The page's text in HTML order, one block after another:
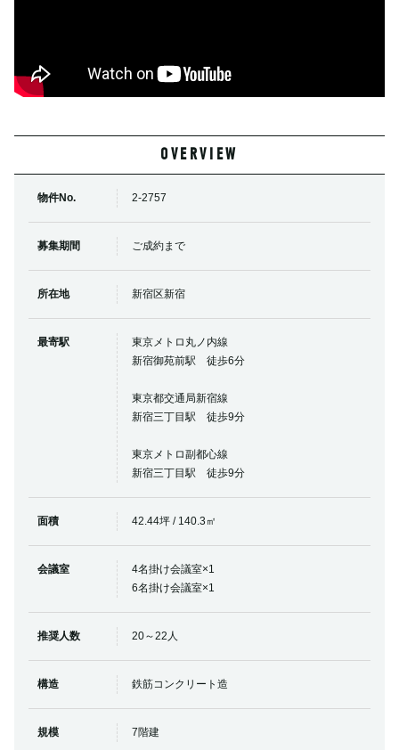
OVERVIEW
物件No. 2-2757
募集期間 ご成約まで
所在地 新宿区新宿
最寄駅
東京メトロ丸ノ内線
新宿御苑前駅 徒歩6分
東京都交通局新宿線
新宿三丁目駅 徒歩9分
東京メトロ副都心線
新宿三丁目駅 徒歩9分
面積 42.44坪 / 140.3㎡
会議室
4名掛け会議室×1
6名掛け会議室×1
推奨人数 20～22人
構造 鉄筋コンクリート造
規模 7階建